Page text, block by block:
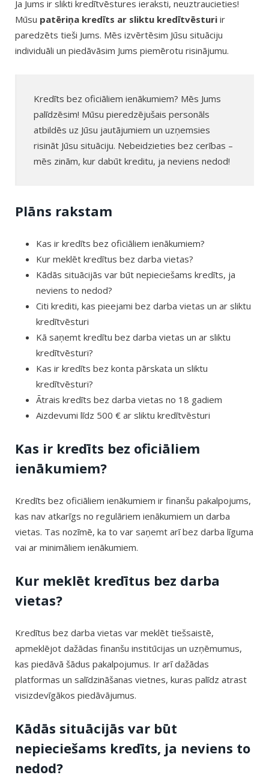
Ja Jums ir slikti kredītvēstures ieraksti, neuztraucieties!
Mūsu patēriņa kredīts ar sliktu kredītvēsturi ir
paredzēts tieši Jums. Mēs izvērtēsim Jūsu situāciju
individuāli un piedāvāsim Jums piemērotu risinājumu.
Kredīts bez oficiāliem ienākumiem? Mēs Jums
palīdzēsim! Mūsu pieredzējušais personāls
atbildēs uz Jūsu jautājumiem un uzņemsies
risināt Jūsu situāciju. Nebeidzieties bez cerības –
mēs zinām, kur dabūt kreditu, ja neviens nedod!
Plāns rakstam
Kas ir kredīts bez oficiāliem ienākumiem?
Kur meklēt kredītus bez darba vietas?
Kādās situācijās var būt nepieciešams kredīts, ja
neviens to nedod?
Citi krediti, kas pieejami bez darba vietas un ar sliktu
kredītvēsturi
Kā saņemt kredītu bez darba vietas un ar sliktu
kredītvēsturi?
Kas ir kredīts bez konta pārskata un sliktu
kredītvēsturi?
Ātrais kredīts bez darba vietas no 18 gadiem
Aizdevumi līdz 500 € ar sliktu kredītvēsturi
Kas ir kredīts bez oficiāliem
ienākumiem?
Kredīts bez oficiāliem ienākumiem ir finanšu pakalpojums,
kas nav atkarīgs no regulāriem ienākumiem un darba
vietas. Tas nozīmē, ka to var saņemt arī bez darba līguma
vai ar minimāliem ienākumiem.
Kur meklēt kredītus bez darba
vietas?
Kredītus bez darba vietas var meklēt tiešsaistē,
apmeklējot dažādas finanšu institūcijas un uzņēmumus,
kas piedāvā šādus pakalpojumus. Ir arī dažādas
platformas un salīdzināšanas vietnes, kuras palīdz atrast
visizdevīgākos piedāvājumus.
Kādās situācijās var būt
nepieciešams kredīts, ja neviens to
nedod?